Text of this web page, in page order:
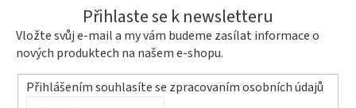
v
k
y
v
ý
Přihlaste se k newsletteru
Vložte svůj e-mail a my vám budeme zasílat informace o
nových produktech na našem e-shopu.
Přihlášením souhlasíte se zpracovaním osobních údajů